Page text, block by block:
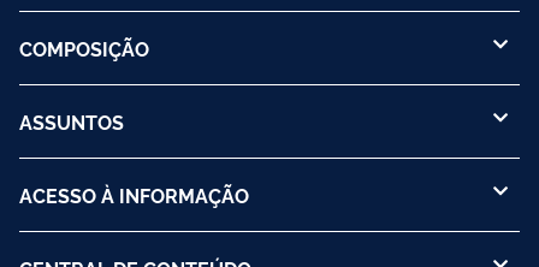
COMPOSIÇÃO
ASSUNTOS
ACESSO À INFORMAÇÃO